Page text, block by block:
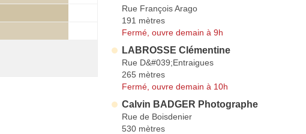
Rue François Arago
191 mètres
Fermé, ouvre demain à 9h
LABROSSE Clémentine
Rue D&#039;Entraigues
265 mètres
Fermé, ouvre demain à 10h
Calvin BADGER Photographe
Rue de Boisdenier
530 mètres